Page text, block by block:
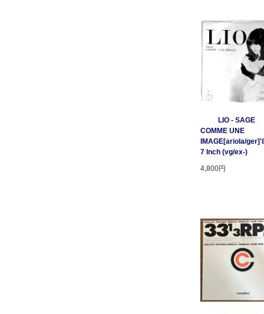
LIO - SAGE
COMME UNE
IMAGE[ariola/
7 Inch (vg/ex-)
4,800円